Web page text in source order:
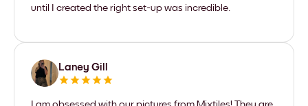
until I created the right set-up was incredible.
Laney Gill